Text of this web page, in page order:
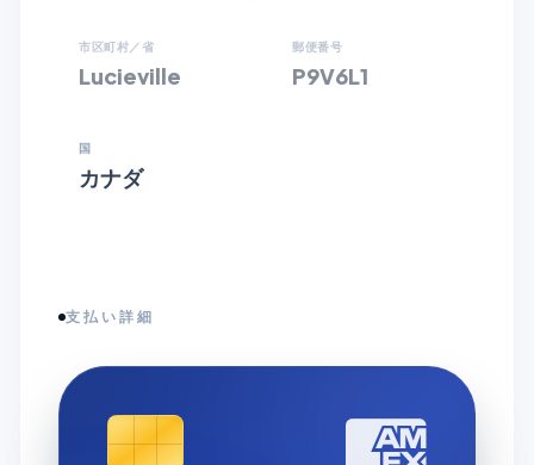
市区町村／省
Lucieville
郵便番号
P9V6L1
国
カナダ
支払い詳細